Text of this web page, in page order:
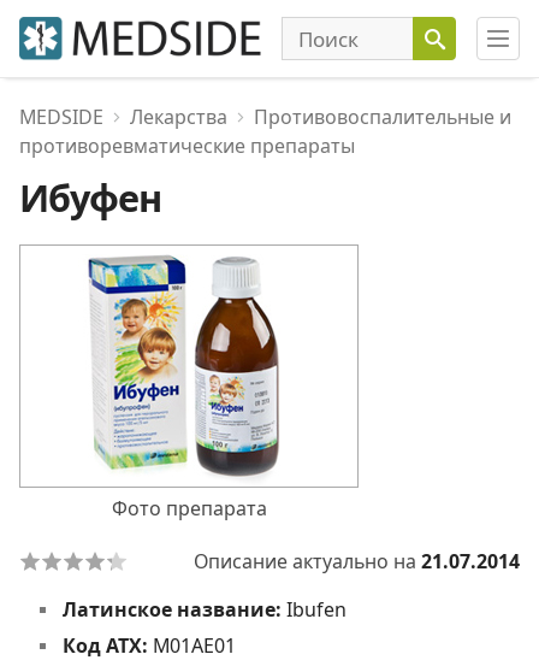
MEDSIDE Лекарства
Противовоспалительные и
противоревматические препараты
Ибуфен
Фото препарата
Описание актуально на 21.07.2014
Латинское название: Ibufen
Код АТХ: М01АЕ01